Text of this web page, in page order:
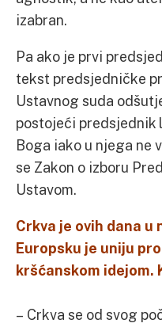
izabran.
Pa ako je prvi
tekst predsjedničke
Ustavnog suda
postojeći
Boga iako u njega ne
se Zakon o izboru
Ustavom.
Crkva je ovih dana
Europsku je uniju
kršćanskom idejom.
– Crkva se od svog